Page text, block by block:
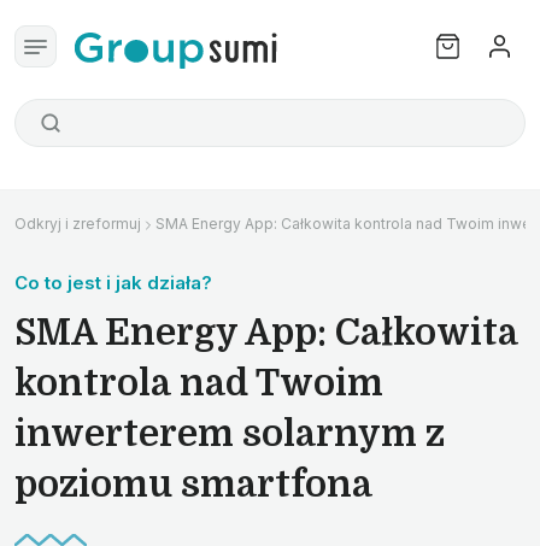
Odkryj i zreformuj SMA Energy App: Całkowita kontrola nad Twoim
Co to jest i jak działa?
SMA Energy App: Całkowita
kontrola nad Twoim
inwerterem solarnym z
poziomu smartfona